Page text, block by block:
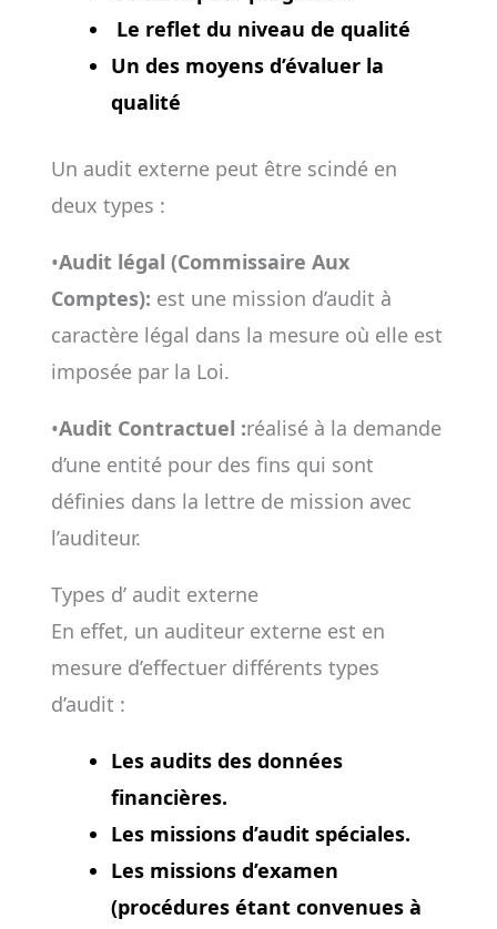
Le reflet du niveau de qualité
Un des moyens d’évaluer la
qualité
Un audit externe peut être scindé en
deux types :
•Audit légal (Commissaire Aux
Comptes): est une mission d’audit à
caractère légal dans la mesure où elle est
imposée par la Loi.
•Audit Contractuel :réalisé à la demande
d’une entité pour des fins qui sont
définies dans la lettre de mission avec
l’auditeur.
Types d’ audit externe
En effet, un auditeur externe est en
mesure d’effectuer différents types
d’audit :
Les audits des données
financières.
Les missions d’audit spéciales.
Les missions d’examen
(procédures étant convenues à